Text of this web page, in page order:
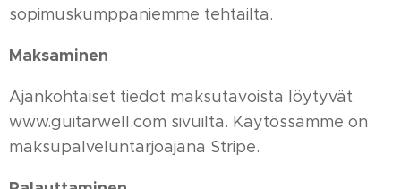
sopimuskumppaniemme tehtailta.
Maksaminen
Ajankohtaiset tiedot maksutavoista löytyvät
www.guitarwell.com sivuilta. Käytössämme on
maksupalveluntarjoajana Stripe.